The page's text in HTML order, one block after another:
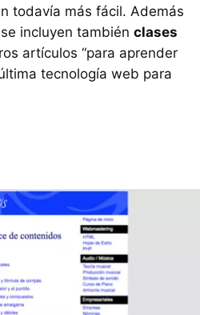
todavía más fácil. Además
incluyen también clases
artículos “para aprender
tecnología web para